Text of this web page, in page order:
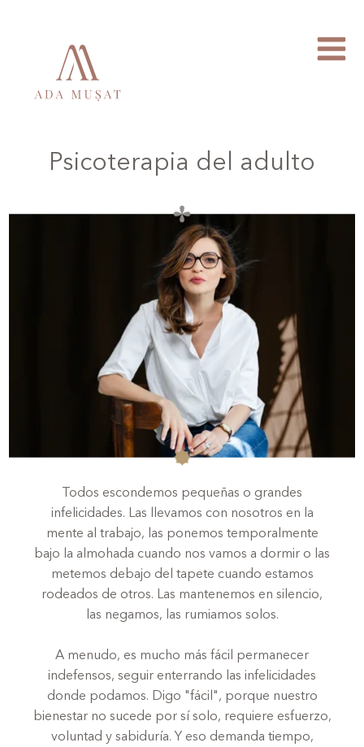
Psicoterapia del adulto
Todos escondemos pequeñas o grandes
infelicidades. Las llevamos con nosotros en la
mente al trabajo, las ponemos temporalmente
bajo la almohada cuando nos vamos a dormir o las
metemos debajo del tapete cuando estamos
rodeados de otros. Las mantenemos en silencio,
las negamos, las rumiamos solos.
A menudo, es mucho más fácil permanecer
indefensos, seguir enterrando las infelicidades
donde podamos. Digo "fácil", porque nuestro
bienestar no sucede por sí solo, requiere esfuerzo,
voluntad y sabiduría. Y eso demanda tiempo,